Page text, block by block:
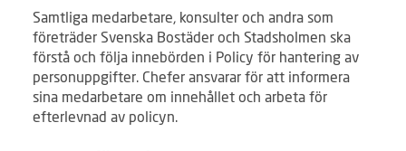
Samtliga medarbetare, konsulter och andra som
företräder Svenska Bostäder och Stadsholmen ska
förstå och följa innebörden i Policy för hantering av
personuppgifter. Chefer ansvarar för att informera
sina medarbetare om innehållet och arbeta för
efterlevnad av policyn.